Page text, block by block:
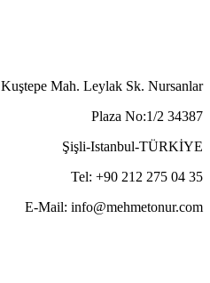
Kuştepe Mah. Leylak Sk. Nursanlar
Plaza No:1/2 34387
Şişli-Istanbul-TÜRKİYE
Tel: +90 212 275 04 35
E-Mail: info@mehmetonur.com